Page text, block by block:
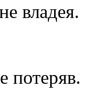
владея.
потеряв.